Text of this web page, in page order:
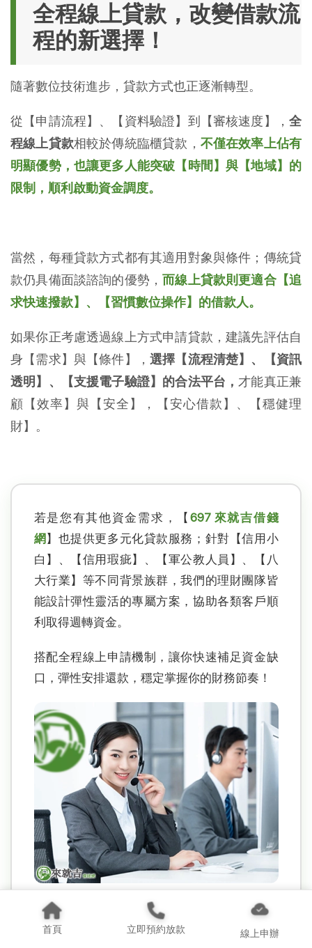
首頁 立即預約放款 線上申辦
全程線上貸款，改變借款流
程的新選擇！
隨著數位技術進步，貸款方式也正逐漸轉型。
從【申請流程】、【資料驗證】到【審核速度】， 全
程線上貸款相較於傳統臨櫃貸款， 不僅在效率上佔有
明顯優勢，也讓更多人能突破【時間】與【地域】的
限制，順利啟動資金調度。
當然，每種貸款方式都有其適用對象與條件；傳統貸
款仍具備面談諮詢的優勢，而線上貸款則更適合【追
求快速撥款】、【習慣數位操作】的借款人。
如果你正考慮透過線上方式申請貸款，建議先評估自
身【需求】與【條件】， 選擇【流程清楚】、【資訊
透明】、【支援電子驗證】的合法平台， 才能真正兼
顧【效率】與【安全】，【安心借款】、【穩健理
財】。
若是您有其他資金需求，【 697 來就吉借錢
網】也提供更多元化貸款服務；針對【信用小
白】、【信用瑕疵】、【軍公教人員】、【八
大行業】等不同背景族群，我們的理財團隊皆
能設計彈性靈活的專屬方案，協助各類客戶順
利取得週轉資金。
搭配全程線上申請機制，讓你快速補足資金缺
口，彈性安排還款，穩定掌握你的財務節奏！